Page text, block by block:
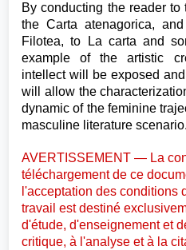
By conducting the reader
the Carta atenagorica,
Filotea, to La carta and
example of the artistic
intellect will be exposed
will allow the
dynamic of the feminine
masculine literature scenario.
AVERTISSEMENT — La
téléchargement de ce
l'acceptation des conditions
travail est destiné
d'étude, d'enseignement et
critique, à l'analyse et à la